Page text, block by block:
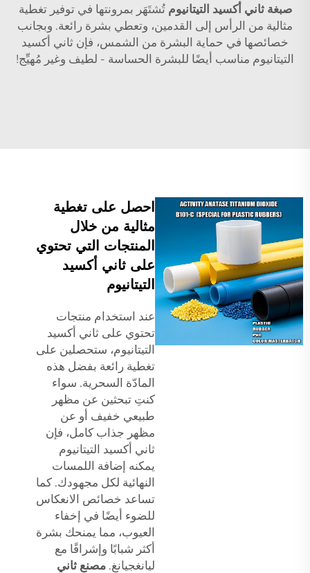
صبغة ثاني أكسيد التيتانيومتُشتَهَر بمرونتها في توفير تغطية
مثالية من الرأس إلى القدمين، وتعطي بشرة رائعة. وبجانب
خصائصها في حماية البشرة من الشمس، فإن ثاني أكسيد
التيتانيوم مناسب أيضًا للبشرة الحساسة - لطيف وغير مُهيِّج!
احصل على تغطية
مثالية من خلال
المنتجات التي تحتوي
على ثاني أكسيد
التيتانيوم
عند استخدام منتجات
تحتوي على ثاني أكسيد
التيتانيوم، ستحصلين على
تغطية رائعة بفضل هذه
المادّة السحرية. سواء
كنتِ تبحثين عن مظهر
طبيعي خفيف أو عن
مظهر جذاب كامل، فإن
ثاني أكسيد التيتانيوم
يمكنه إضافة اللمسات
النهائية لكل مجهودك. كما
تساعد خصائص الانعكاس
للضوء أيضًا في إخفاء
العيوب، مما يمنحك بشرة
أكثر شبابًا وإشراقًا مع
ليانغجيانغ. مصنع ثاني